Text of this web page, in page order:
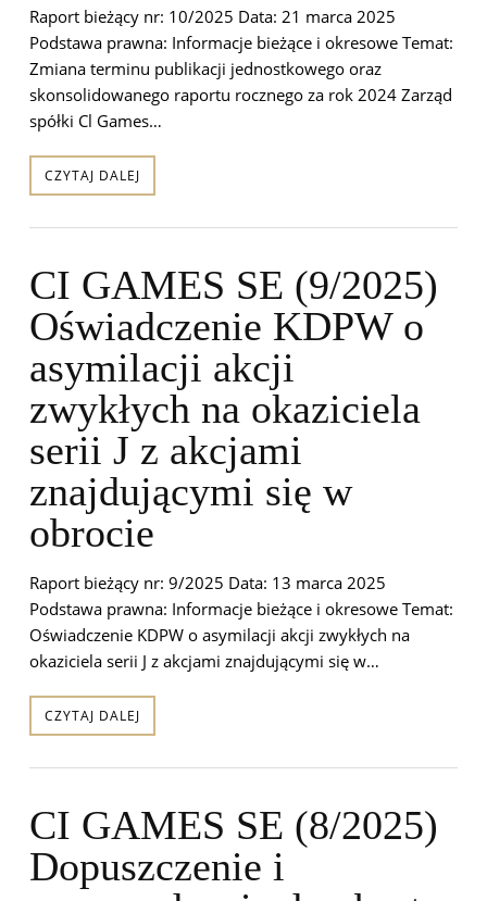
Raport bieżący nr: 10/2025 Data: 21 marca 2025
Podstawa prawna: Informacje bieżące i okresowe Temat:
Zmiana terminu publikacji jednostkowego oraz
skonsolidowanego raportu rocznego za rok 2024 Zarząd
spółki Cl Games…
CZYTAJ DALEJ
CI GAMES SE (9/2025)
Oświadczenie KDPW o
asymilacji akcji
zwykłych na okaziciela
serii J z akcjami
znajdującymi się w
obrocie
Raport bieżący nr: 9/2025 Data: 13 marca 2025
Podstawa prawna: Informacje bieżące i okresowe Temat:
Oświadczenie KDPW o asymilacji akcji zwykłych na
okaziciela serii J z akcjami znajdującymi się w…
CZYTAJ DALEJ
CI GAMES SE (8/2025)
Dopuszczenie i